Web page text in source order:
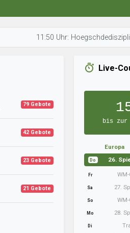
11:50 Uhr: Hoegschdedisziplin
79 Gebote
42 Gebote
23 Gebote
21 Gebote
Live-
bis zur
Europa
Do 26.
Fr
Sa 27.
So
Mo 28.
Di